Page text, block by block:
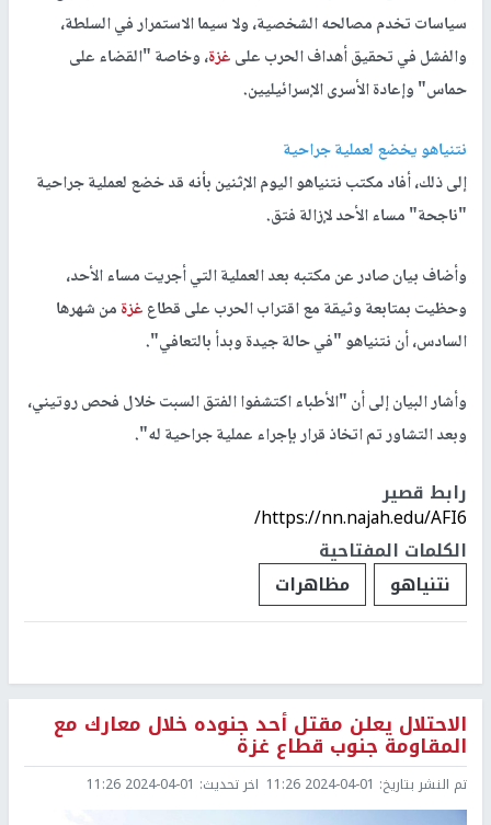
سياسات تخدم مصالحه الشخصية، ولا سيما الاستمرار في السلطة،
والفشل في تحقيق أهداف الحرب علىغزة، وخاصة "القضاء على
حماس" وإعادة الأسرى الإسرائيليين.
نتنياهو يخضع لعملية جراحية
إلى ذلك، أفاد مكتب نتنياهو اليوم الإثنين بأنه قد خضع لعملية جراحية
"ناجحة" مساء الأحد لإزالة فتق.
وأضاف بيان صادر عن مكتبه بعد العملية التي أجريت مساء الأحد،
وحظيت بمتابعة وثيقة مع اقتراب الحرب على قطاعغزةمن شهرها
السادس، أن نتنياهو "في حالة جيدة وبدأ بالتعافي".
وأشار البيان إلى أن "الأطباء اكتشفوا الفتق السبت خلال فحص روتيني،
وبعد التشاور تم اتخاذ قرار بإجراء عملية جراحية له".
رابط قصير
https://nn.najah.edu/AFI6/
الكلمات المفتاحية
نتنياهو
مظاهرات
الاحتلال يعلن مقتل أحد جنوده خلال معارك مع
المقاومة جنوب قطاع غزة
تم النشر بتاريخ: 2024-04-01 11:26 اخر تحديث: 2024-04-01 11:26